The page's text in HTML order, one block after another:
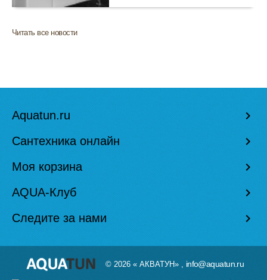
Читать все новости
Aquatun.ru keyboard_arrow_right
Сантехника онлайн keyboard_arrow_right
Моя корзина keyboard_arrow_right
AQUA-Клуб keyboard_arrow_right
Следите за нами keyboard_arrow_right
© 2026 « АКВАТУН» , info@aquatun.ru